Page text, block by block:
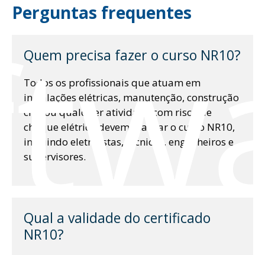
Perguntas frequentes
Quem precisa fazer o curso NR10?
Todos os profissionais que atuam em
instalações elétricas, manutenção, construção
civil ou qualquer atividade com risco de
choque elétrico devem realizar o curso NR10,
incluindo eletricistas, técnicos, engenheiros e
supervisores.
Qual a validade do certificado
NR10?